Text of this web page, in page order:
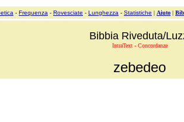
- Frequenza - Rovesciate - Lunghezza - Statistiche | Aiuto |
Bibbia Riveduta/
IntraText - Concordanze
zebedeo